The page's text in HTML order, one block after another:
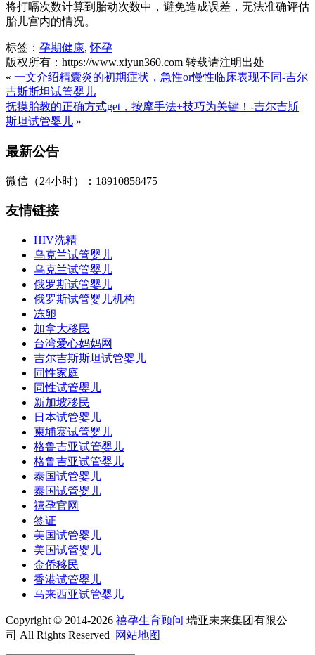
将打嗝次数计算到胎动次数中，避免造成误差，无法准确评估
胎儿宫内的情况。
标签： 孕期健康,怀孕
版权所有：https://www.xiyun360.com 转载请注明出处
« 一文介绍精囊炎的初期症状，急性or慢性临床表现不同-吉尔
吉斯斯坦试管婴儿
抚摸胎教的正确方式get，按摩手法+技巧为关键！-吉尔吉斯
斯坦试管婴儿 »
最新公告
微信（24小时）：18910858475
友情链接
HIV洗精
乌克兰试管婴儿
乌克兰试管婴儿
俄罗斯试管婴儿
俄罗斯试管婴儿机构
冻卵
加拿大移民
台湾爱心妈妈网
吉尔吉斯斯坦试管婴儿
同性家庭
同性试管婴儿
新加坡移民
日本试管婴儿
柬埔寨试管婴儿
格鲁吉亚试管婴儿
格鲁吉亚试管婴儿
泰国试管婴儿
泰国试管婴儿
禧孕官网
签证
美国试管婴儿
美国试管婴儿
金侨移民
香港试管婴儿
马来西亚试管婴儿
Copyright © 2014-2026 禧孕生育顾问 瑞亚未来集团有限公
司 All Rights Reserved
网站地图